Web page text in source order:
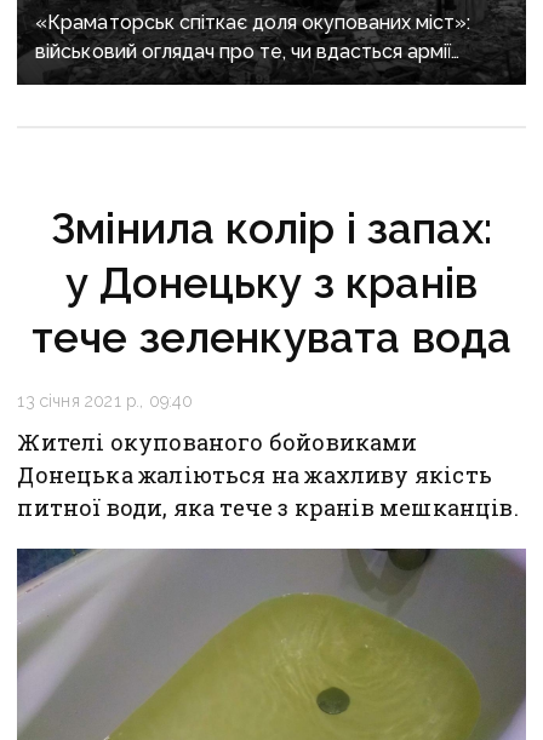
«Краматорськ спіткає доля окупованих міст»:
військовий оглядач про те, чи вдасться армії
рф захопити останню агломерацію Донеччини до
Змінила колір і запах:
у Донецьку з кранів
тече зеленкувата вода
13 січня 2021 р., 09:40
Жителі окупованого бойовиками
Донецька жаліються на жахливу якість
питної води, яка тече з кранів мешканців.